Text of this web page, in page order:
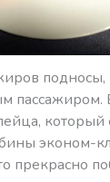
пассажиром.
эконом-
прекрасно